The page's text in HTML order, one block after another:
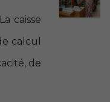
caisse
calcul
de